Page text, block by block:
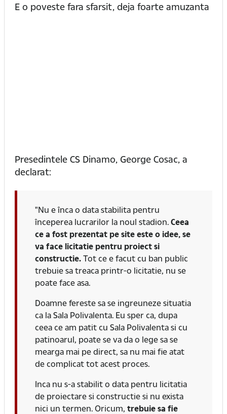
E o poveste fara sfarsit, deja foarte amuzanta
Presedintele CS Dinamo, George Cosac, a
declarat:
"Nu e înca o data stabilita pentru
începerea lucrarilor la noul stadion.Ceea
ce a fost prezentat pe site este o idee, se
va face licitatie pentru proiect si
constructie.Tot ce e facut cu ban public
trebuie sa treaca printr-o licitatie, nu se
poate face asa.
Doamne fereste sa se ingreuneze situatia
ca la Sala Polivalenta. Eu sper ca, dupa
ceea ce am patit cu Sala Polivalenta si cu
patinoarul, poate se va da o lege sa se
mearga mai pe direct, sa nu mai fie atat
de complicat tot acest proces.
Inca nu s-a stabilit o data pentru licitatia
de proiectare si constructie si nu exista
nici un termen. Oricum, trebuie sa fie